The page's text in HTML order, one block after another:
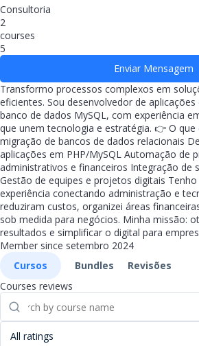
Consultoria
2
courses
5
Enviar Mensagem
Transformo processos complexos em
eficientes. Sou desenvolvedor de
banco de dados MySQL, com experiência
que unem tecnologia e estratégia. 👉 O
migração de bancos de dados relacionais
aplicações em PHP/MySQL Automação de
administrativos e financeiros Integração de
Gestão de equipes e projetos digitais
experiência conectando administração e
reduziram custos, organizei áreas
sob medida para negócios. Minha missão:
resultados e simplificar o digital para
Member since setembro 2024
Cursos
Bundles
Revisões
Courses reviews
All ratings